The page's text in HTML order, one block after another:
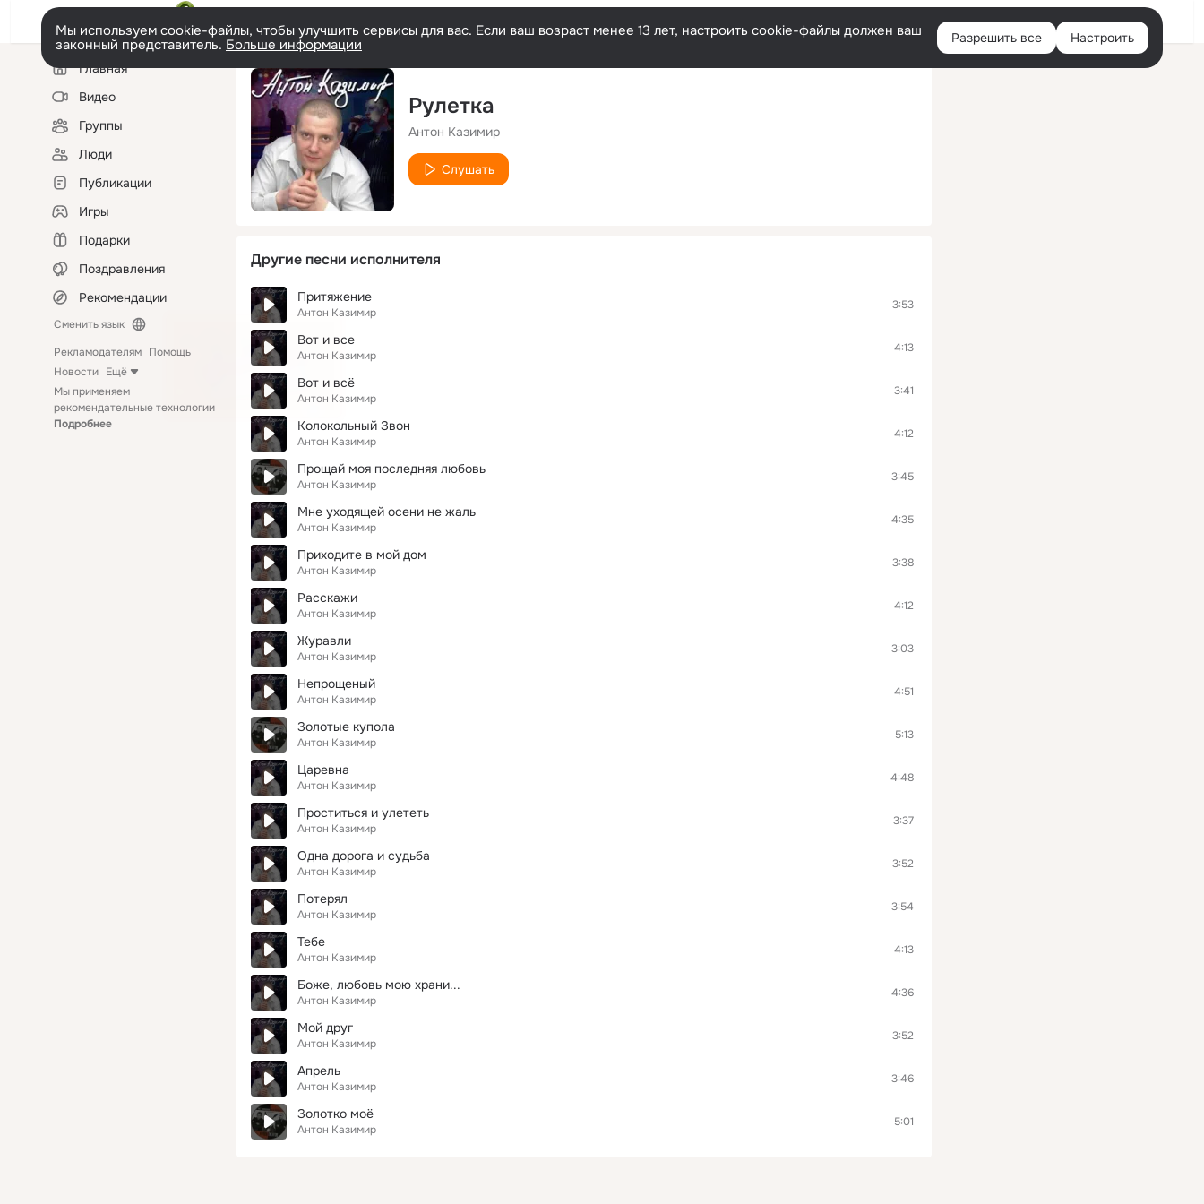
Войти
Мы используем cookie-файлы, чтобы улучшить сервисы для вас. Если ваш возраст менее 13 лет, настроить cookie-файлы должен ваш
законный представитель. Больше информации Разрешить все Настроить
Левая
колонкаГлавная
Видео
Группы
Люди
Публикации
Игры
Подарки
Поздравления
Рекомендации
Сменить язык
Рекламодателям Помощь
Новости Ещё
Мы применяем
рекомендательные технологии
Подробнее
Рулетка
Антон Казимир
Слушать
Другие песни исполнителя
Притяжение
Антон Казимир
3:53
Вот и все
Антон Казимир
4:13
Вот и всё
Антон Казимир
3:41
Колокольный Звон
Антон Казимир
4:12
Прощай моя последняя любовь
Антон Казимир
3:45
Мне уходящей осени не жаль
Антон Казимир
4:35
Приходите в мой дом
Антон Казимир
3:38
Расскажи
Антон Казимир
4:12
Журавли
Антон Казимир
3:03
Непрощеный
Антон Казимир
4:51
Золотые купола
Антон Казимир
5:13
Царевна
Антон Казимир
4:48
Проститься и улететь
Антон Казимир
3:37
Одна дорога и судьба
Антон Казимир
3:52
Потерял
Антон Казимир
3:54
Тебе
Антон Казимир
4:13
Боже, любовь мою храни...
Антон Казимир
4:36
Мой друг
Антон Казимир
3:52
Апрель
Антон Казимир
3:46
Золотко моё
Антон Казимир
5:01